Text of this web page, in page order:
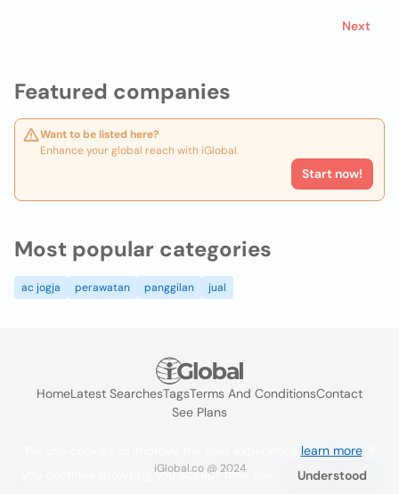
Featured companies
Want to be listed here?
Enhance your global reach with iGlobal.
Start now!
Next
Most popular categories
ac jogja perawatan panggilan jual
HomeLatest SearchesTagsTerms And ConditionsContact
See Plans
iGlobal.co @ 2024
learn more. If
you continue browsing you accept their use.
Understood